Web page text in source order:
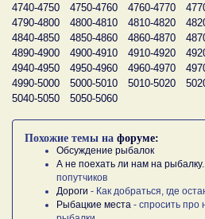
4740-4750
4750-4760 4760-4770
4790-4800
4800-4810 4810-4820
4840-4850
4850-4860 4860-4870
4890-4900
4900-4910 4910-4920
4940-4950
4950-4960 4960-4970
4990-5000
5000-5010 5010-5020
5040-5050
5050-5060
Похожие темы на форуме:
Обсуждение рыбалок
А не поехать ли нам на
попутчиков
Дороги - Как добраться, где
Рыбацкие места - спросить про